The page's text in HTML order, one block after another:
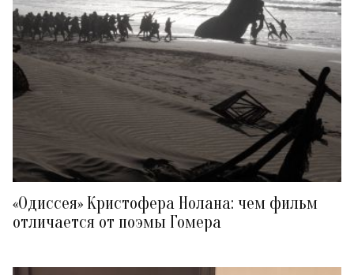
«Одиссея» Кристофера Нолана: чем фильм
отличается от поэмы Гомера